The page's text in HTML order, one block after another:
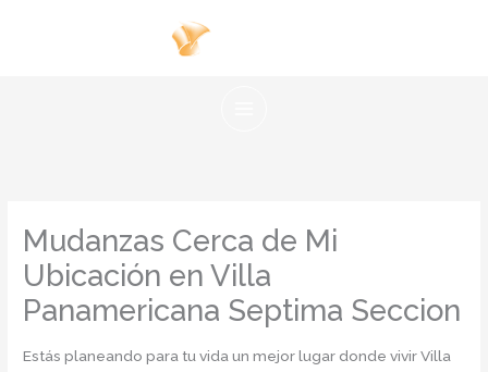
Mudanzas Cerca de Mi
Ubicación en Villa
Panamericana Septima Seccion
Estás planeando para tu vida un mejor lugar donde vivir Villa